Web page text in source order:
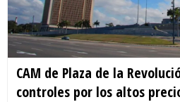
CAM de Plaza de la
controles por los altos